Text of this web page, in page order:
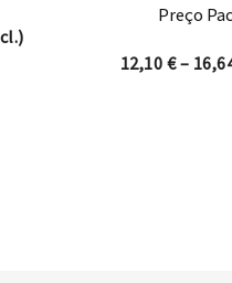
580,80 € through 629,20
Preço
12,10 €–